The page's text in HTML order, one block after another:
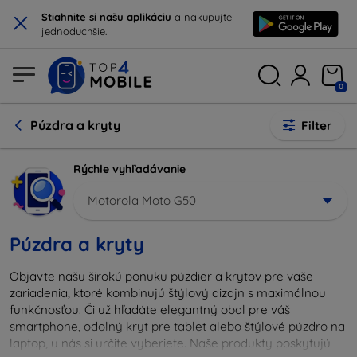
× Stiahnite si našu aplikáciu a nakupujte
jednoduchšie.
0
Púzdra a kryty Filter
Rýchle vyhľadávanie
Motorola Moto G50
Púzdra a kryty
Objavte našu širokú ponuku púzdier a krytov pre vaše
zariadenia, ktoré kombinujú štýlový dizajn s maximálnou
funkčnosťou. Či už hľadáte elegantný obal pre váš
smartphone, odolný kryt pre tablet alebo štýlové púzdro na
laptop, u nás si určite vyberiete. Naše produkty poskytujú